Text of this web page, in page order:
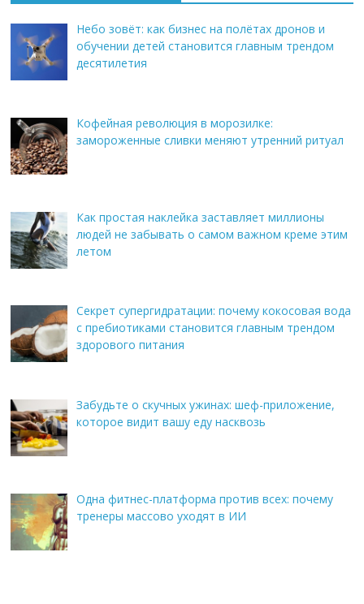
Небо зовёт: как бизнес на полётах дронов и
обучении детей становится главным трендом
десятилетия
Кофейная революция в морозилке:
замороженные сливки меняют утренний ритуал
Как простая наклейка заставляет миллионы
людей не забывать о самом важном креме этим
летом
Секрет супергидратации: почему кокосовая вода
с пребиотиками становится главным трендом
здорового питания
Забудьте о скучных ужинах: шеф-приложение,
которое видит вашу еду насквозь
Одна фитнес-платформа против всех: почему
тренеры массово уходят в ИИ